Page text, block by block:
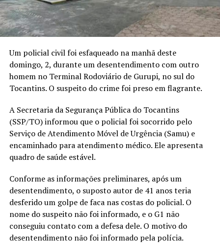
Um policial civil foi esfaqueado na manhã deste
domingo, 2, durante um desentendimento com outro
homem no Terminal Rodoviário de Gurupi, no sul do
Tocantins. O suspeito do crime foi preso em flagrante.
A Secretaria da Segurança Pública do Tocantins
(SSP/TO) informou que o policial foi socorrido pelo
Serviço de Atendimento Móvel de Urgência (Samu) e
encaminhado para atendimento médico. Ele apresenta
quadro de saúde estável.
Conforme as informações preliminares, após um
desentendimento, o suposto autor de 41 anos teria
desferido um golpe de faca nas costas do policial. O
nome do suspeito não foi informado, e o G1 não
conseguiu contato com a defesa dele. O motivo do
desentendimento não foi informado pela polícia.